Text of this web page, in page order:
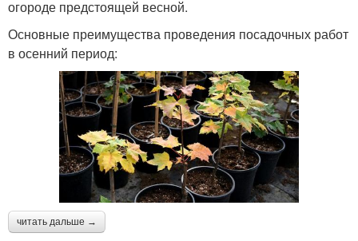
огороде предстоящей весной.
Основные преимущества проведения посадочных работ
в осенний период:
читать дальше →